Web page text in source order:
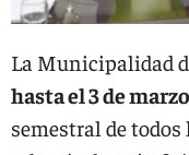
La Municipalidad
hasta el 3 de
semestral de